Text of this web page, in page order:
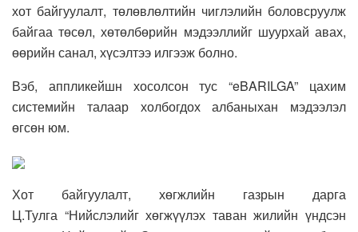
хот байгуулалт, төлөвлөлтийн чиглэлийн боловсруулж
байгаа төсөл, хөтөлбөрийн мэдээллийг шуурхай авах,
өөрийн санал, хүсэлтээ илгээж болно.
Вэб, аппликейшн хосолсон тус “eBARILGA” цахим
системийн талаар холбогдох албаныхан мэдээлэл
өгсөн юм.
Хот байгуулалт, хөгжлийн газрын дарга
Ц.Тулга “Нийслэлийг хөгжүүлэх таван жилийн үндсэн